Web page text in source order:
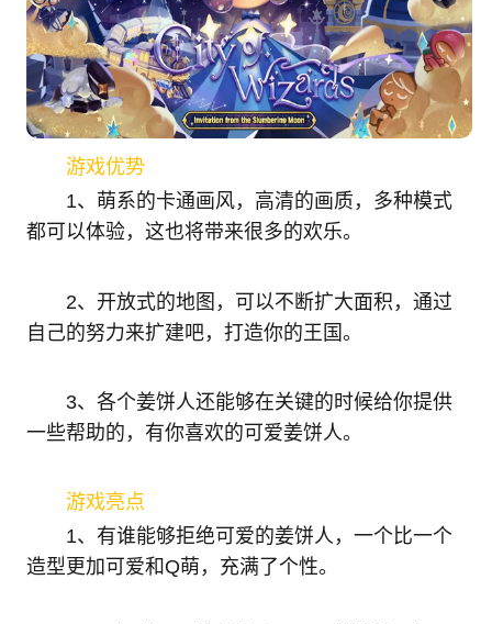
游戏优势
1、萌系的卡通画风，高清的画质，多种模式
都可以体验，这也将带来很多的欢乐。
2、开放式的地图，可以不断扩大面积，通过
自己的努力来扩建吧，打造你的王国。
3、各个姜饼人还能够在关键的时候给你提供
一些帮助的，有你喜欢的可爱姜饼人。
游戏亮点
1、有谁能够拒绝可爱的姜饼人，一个比一个
造型更加可爱和Q萌，充满了个性。